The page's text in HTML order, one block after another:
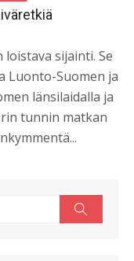
sijainti. Se
Luonto-Suomen ja
länsilaidalla ja
tunnin matkan